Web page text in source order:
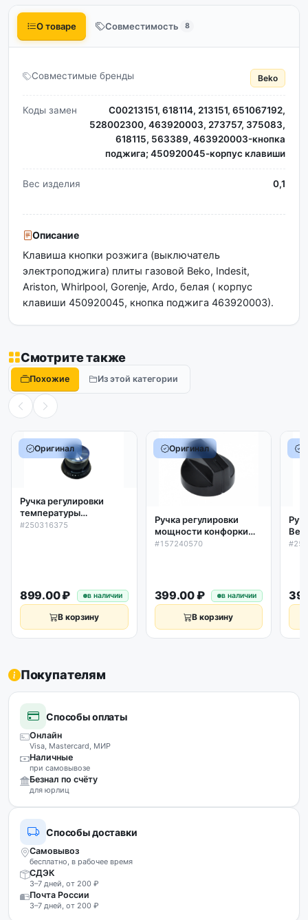
О товаре Совместимость 8
Совместимые бренды Beko
Коды замен
C00213151, 618114, 213151, 651067192,
528002300, 463920003, 273757, 375083,
618115, 563389, 463920003-кнопка
поджига; 450920045-корпус клавиши
Вес изделия 0,1
Описание
Клавиша кнопки розжига (выключатель
электроподжига) плиты газовой Beko, Indesit,
Ariston, Whirlpool, Gorenje, Ardo, белая ( корпус
клавиши 450920045, кнопка поджига 463920003).
Смотрите также
Похожие Из этой категории
Оригинал
Ручка регулировки
температуры
термостата духовки
#250316375
899.00 ₽ в наличии
В корзину
Оригинал
Ручка регулировки
мощности конфорки
плиты Beko, чёрная,
#157240570
399.00 ₽ в наличии
В корзину
Покупателям
Способы оплаты
Онлайн
Visa, Mastercard, МИР
Наличные
при самовывозе
Безнал по счёту
для юрлиц
Способы доставки
Самовывоз
бесплатно, в рабочее время
СДЭК
3–7 дней, от 200 ₽
Почта России
3–7 дней, от 200 ₽